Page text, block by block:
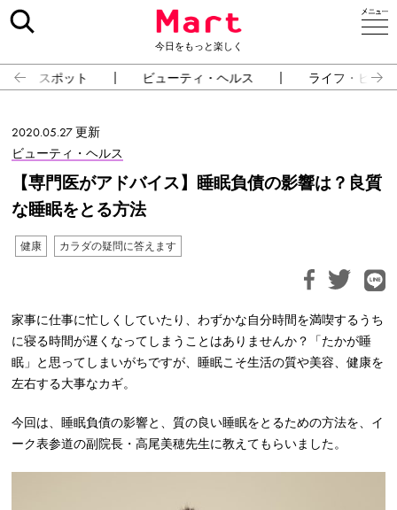
今日をもっと楽しく
スポット ビューティ・ヘルス ライフ・ピー
2020.05.27 更新
ビューティ・ヘルス
【専門医がアドバイス】睡眠負債の影響は？良質
な睡眠をとる方法
健康 カラダの疑問に答えます
家事に仕事に忙しくしていたり、わずかな自分時間を満喫するうち
に寝る時間が遅くなってしまうことはありませんか？「たかが睡
眠」と思ってしまいがちですが、睡眠こそ生活の質や美容、健康を
左右する大事なカギ。
今回は、睡眠負債の影響と、質の良い睡眠をとるための方法を、イ
ーク表参道の副院長・高尾美穂先生に教えてもらいました。